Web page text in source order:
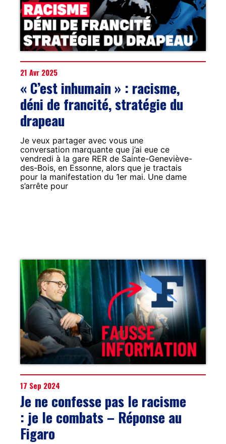
21 Avr 2025
« C’est inhumain » : racisme,
déni de francité, stratégie du
drapeau
Je veux partager avec vous une
conversation marquante que j’ai eue ce
vendredi à la gare RER de Sainte-Geneviève-
des-Bois, en Essonne, alors que je tractais
pour la manifestation du 1er mai. Une dame
s’arrête pour
17 Sep 2024
Je ne confesse pas le racisme
: je le combats – Réponse au
Figaro